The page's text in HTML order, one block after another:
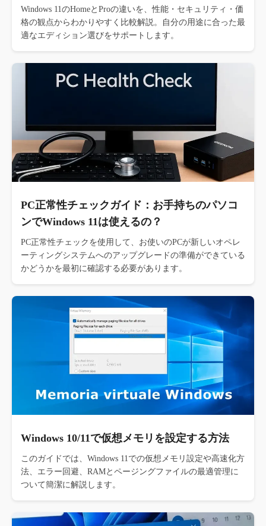
Windows 11のHomeとProの違いを、性能・セキュリティ・価
格の観点からわかりやすく比較解説。自分の用途に合った最
適なエディション選びをサポートします。
PC正常性チェックガイド：お手持ちのパソコ
ンでWindows 11は使えるの？
PC正常性チェックを使用して、お使いのPCが新しいオペレ
ーティングシステムへのアップグレードの準備ができている
かどうかを最初に確認する必要があります。
Windows 10/11で仮想メモリを設定する方法
このガイドでは、Windows 11での仮想メモリ設定や高速化方
法、エラー回避、RAMとページングファイルの最適管理に
ついて簡潔に解説します。